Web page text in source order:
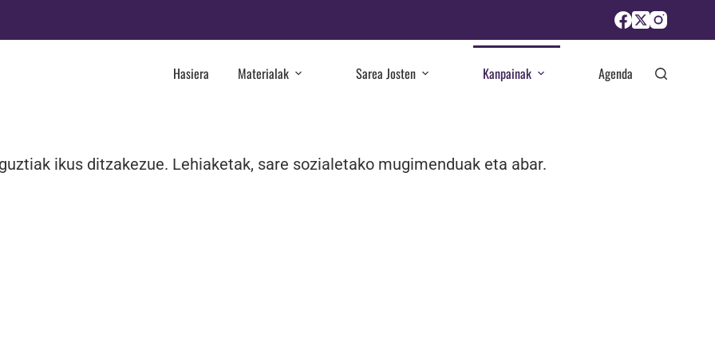
Hasiera Materialak Sarea Josten Kanpainak Agenda
ikus ditzakezue. Lehiaketak, sare sozialetako mugimenduak eta abar.